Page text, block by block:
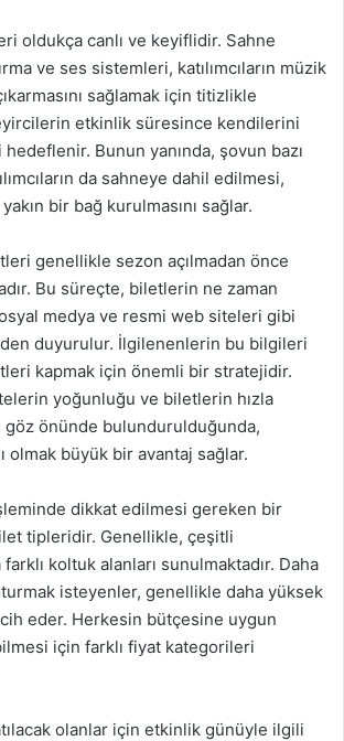
oldukça canlı ve keyiflidir. Sahne
ve ses sistemleri, katılımcıların müzik
sağlamak için titizlikle
etkinlik süresince kendilerini
Bunun yanında, şovun bazı
da sahneye dahil edilmesi,
bir bağ kurulmasını sağlar.
genellikle sezon açılmadan önce
Bu süreçte, biletlerin ne zaman
medya ve resmi web siteleri gibi
duyurulur. İlgilenenlerin bu bilgileri
kapmak için önemli bir stratejidir.
yoğunluğu ve biletlerin hızla
önünde bulundurulduğunda,
olmak büyük bir avantaj sağlar.
dikkat edilmesi gereken bir
tipleridir. Genellikle, çeşitli
koltuk alanları sunulmaktadır. Daha
isteyenler, genellikle daha yüksek
eder. Herkesin bütçesine uygun
için farklı fiyat kategorileri
olanlar için etkinlik günüyle ilgili